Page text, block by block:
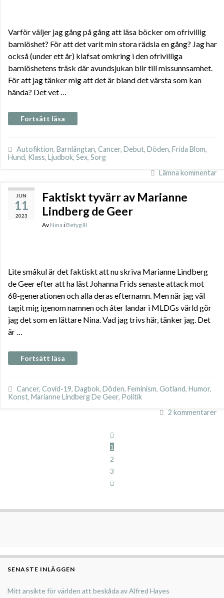
Varför väljer jag gång på gång att läsa böcker om ofrivillig
barnlöshet? För att det varit min stora rädsla en gång? Jag har
också (under ett år) klafsat omkring i den ofrivilliga
barnlöshetens träsk där avundsjukan blir till missunnsamhet.
För att jag tänker mig att det är bland det värsta som kan
hända? Det vet …
Fortsätt läsa
Autofiktion, Barnlängtan, Cancer, Debut, Döden, Frida Blom,
Hund, Klass, Ljudbok, Sex, Sorg
Lämna kommentar
JUN
11
2023
Faktiskt tyvärr av Marianne
Lindberg de Geer
Av Nina i Betyg III
Lite småkul är det faktiskt att nu skriva Marianne Lindberg
de Geer efter att ha läst Johanna Frids senaste attack mot
68-generationen och alla deras efternamn. Men när jag väl
tagit mig igenom namnen och åter landar i MLDGs värld gör
jag det som en lättare Nina. Vad jag trivs här, tänker jag. Det
är …
Fortsätt läsa
Cancer, Covid-19, Dagbok, Döden, Feminism, Gotland, Humor,
Konst, Marianne Lindberg De Geer, Politik
2 kommentarer
1
2
3
SENASTE INLÄGGEN
Mitt ansikte för världen att beskåda av Alfred Hayes